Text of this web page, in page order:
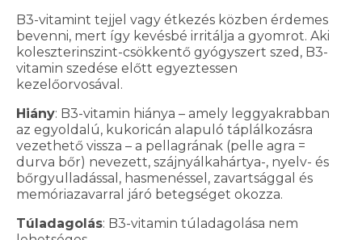
B3-vitamint tejjel vagy étkezés közben érdemes
bevenni, mert így kevésbé irritálja a gyomrot. Aki
koleszterinszint-csökkentő gyógyszert szed, B3-
vitamin szedése előtt egyeztessen
kezelőorvosával.
Hiány: B3-vitamin hiánya – amely leggyakrabban
az egyoldalú, kukoricán alapuló táplálkozásra
vezethető vissza – a pellagrának (pelle agra =
durva bőr) nevezett, szájnyálkahártya-, nyelv- és
bőrgyulladással, hasmenéssel, zavartsággal és
memóriazavarral járó betegséget okozza.
Túladagolás: B3-vitamin túladagolása nem